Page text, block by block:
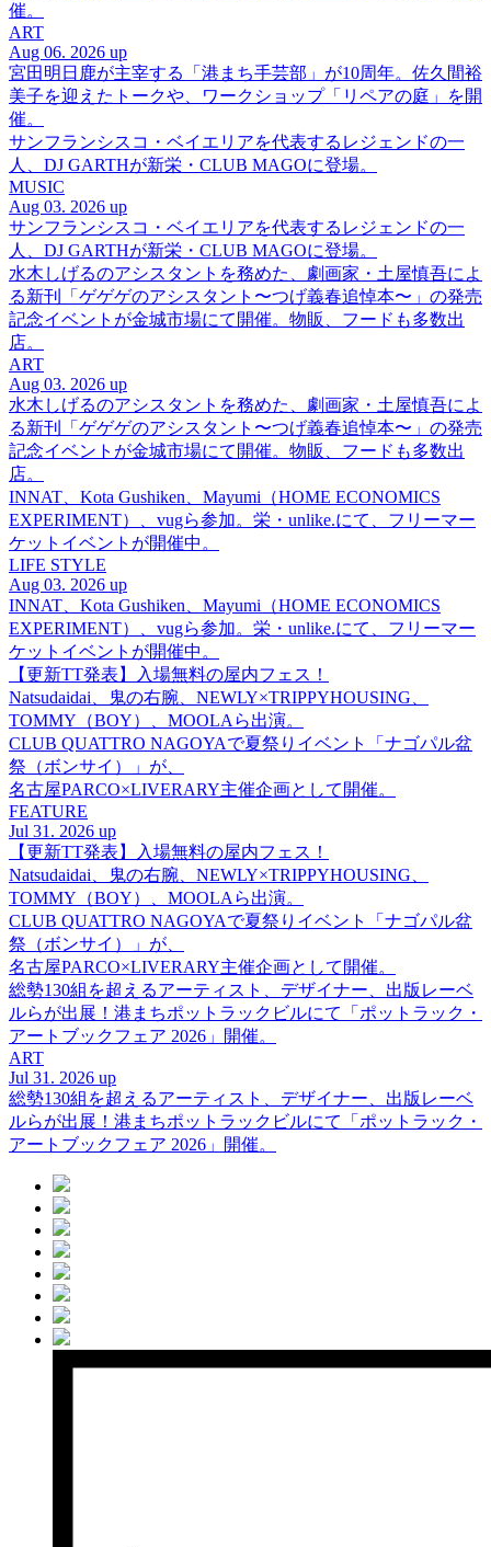
催。
ART
Aug 06. 2026 up
宮田明日鹿が主宰する「港まち手芸部」が10周年。佐久間裕
美子を迎えたトークや、ワークショップ「リペアの庭」を開
催。
サンフランシスコ・ベイエリアを代表するレジェンドの一
人、DJ GARTHが新栄・CLUB MAGOに登場。
MUSIC
Aug 03. 2026 up
サンフランシスコ・ベイエリアを代表するレジェンドの一
人、DJ GARTHが新栄・CLUB MAGOに登場。
水木しげるのアシスタントを務めた、劇画家・土屋慎吾によ
る新刊「ゲゲゲのアシスタント〜つげ義春追悼本〜」の発売
記念イベントが金城市場にて開催。物販、フードも多数出
店。
ART
Aug 03. 2026 up
水木しげるのアシスタントを務めた、劇画家・土屋慎吾によ
る新刊「ゲゲゲのアシスタント〜つげ義春追悼本〜」の発売
記念イベントが金城市場にて開催。物販、フードも多数出
店。
INNAT、Kota Gushiken、Mayumi（HOME ECONOMICS
EXPERIMENT）、vugら参加。栄・unlike.にて、フリーマー
ケットイベントが開催中。
LIFE STYLE
Aug 03. 2026 up
INNAT、Kota Gushiken、Mayumi（HOME ECONOMICS
EXPERIMENT）、vugら参加。栄・unlike.にて、フリーマー
ケットイベントが開催中。
【更新TT発表】入場無料の屋内フェス！
Natsudaidai、鬼の右腕、NEWLY×TRIPPYHOUSING、
TOMMY（BOY）、MOOLAら出演。
CLUB QUATTRO NAGOYAで夏祭りイベント「ナゴパル盆
祭（ボンサイ）」が、
名古屋PARCO×LIVERARY主催企画として開催。
FEATURE
Jul 31. 2026 up
【更新TT発表】入場無料の屋内フェス！
Natsudaidai、鬼の右腕、NEWLY×TRIPPYHOUSING、
TOMMY（BOY）、MOOLAら出演。
CLUB QUATTRO NAGOYAで夏祭りイベント「ナゴパル盆
祭（ボンサイ）」が、
名古屋PARCO×LIVERARY主催企画として開催。
総勢130組を超えるアーティスト、デザイナー、出版レーベ
ルらが出展！港まちポットラックビルにて「ポットラック・
アートブックフェア 2026」開催。
ART
Jul 31. 2026 up
総勢130組を超えるアーティスト、デザイナー、出版レーベ
ルらが出展！港まちポットラックビルにて「ポットラック・
アートブックフェア 2026」開催。